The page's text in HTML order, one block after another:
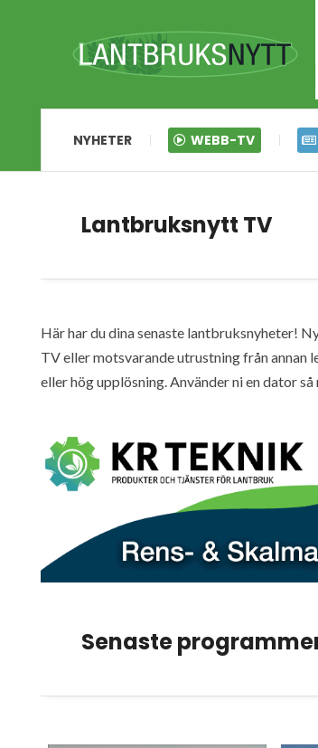
NYHETER WEBB-TV
Lantbruksnytt TV
Här har du dina senaste lantbruksnyheter!
TV eller motsvarande utrustning från annan
eller hög upplösning. Använder ni en dator
Senaste